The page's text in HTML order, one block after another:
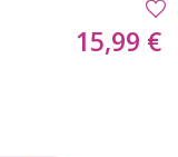
15,99 €